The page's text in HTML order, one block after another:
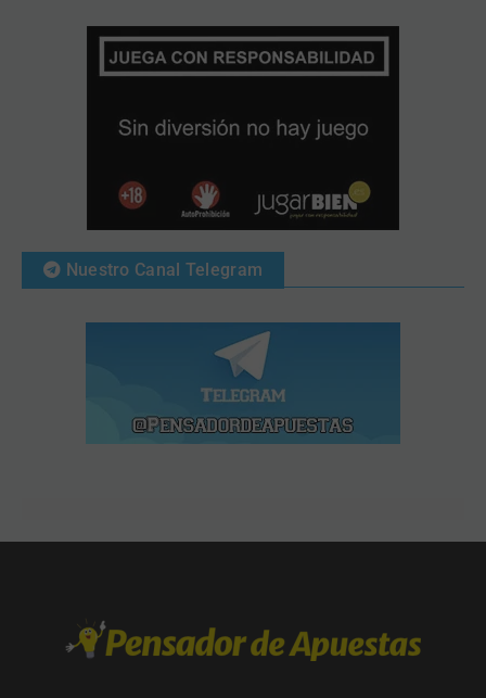
Nuestro Canal Telegram